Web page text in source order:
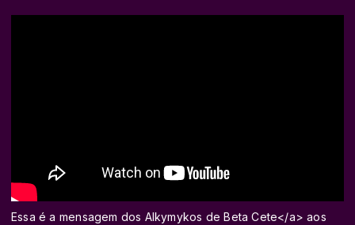
Essa é a mensagem dos Alkymykos de Beta Cete</a> aos